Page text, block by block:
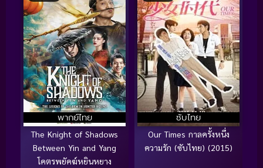
พากย์ไทย
The Knight of Shadows
Between Yin and Yang
โคตรพยัคฆ์หยินหยาง
ซับไทย
Our Times กาลครั้งหนึ่ง
ความรัก (ซับไทย) (2015)